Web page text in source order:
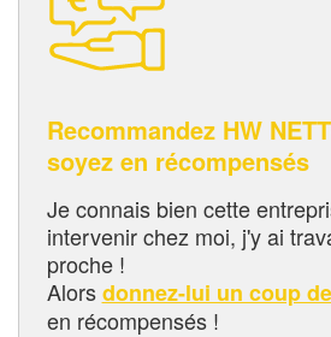
Recommandez HW
soyez en récompensés
Je connais bien cette
intervenir chez moi, j'y ai
proche !
Alorsdonnez-lui un coup
en récompensés !